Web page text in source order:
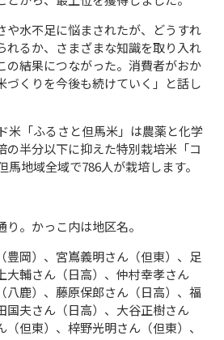
水不足に悩まされたが、どうすれ
れるか、さまざまな知識を取り入れ
の結果につながった。消費者がおか
づくりを今後も続けていく」と話し
米「ふるさと但馬米」は農薬と化学
の半分以下に抑えた特別栽培米「コ
馬地域全域で786人が栽培します。
。かっこ内は地区名。
岡）、宮嶌義明さん（但東）、足
大輔さん（日高）、仲村幸孝さん
八鹿）、藤原保郎さん（日高）、福
国夫さん（日高）、大谷正樹さん
（但東）、梓野光明さん（但東）、